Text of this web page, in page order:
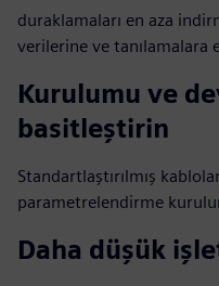
duraklamaları en aza
verilerine ve tanılamalara
Kurulumu ve
basitleştirin
Standartlaştırılmış
parametrelendirme
Daha düşük